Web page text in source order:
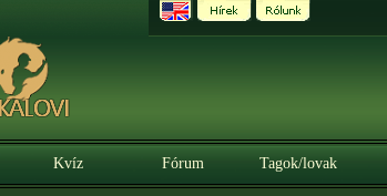
Kvíz Fórum Tagok/lovak